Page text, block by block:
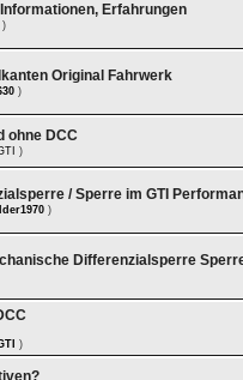
Erfahrungen
)
Original Fahrwerk
)
ohne DCC
)
/ Sperre im GTI
)
Differenzialsperre
)